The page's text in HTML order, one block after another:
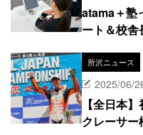
atama＋塾
ート＆校舎
所沢ニュース
2025/06/
【全日本
クレーサー